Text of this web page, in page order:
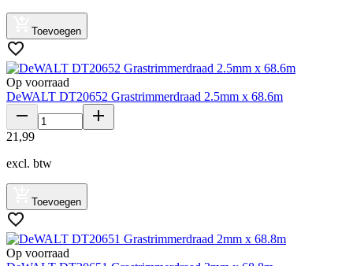
Toevoegen
Op voorraad
DeWALT DT20652 Grastrimmerdraad 2.5mm x 68.6m
21 ,99
excl. btw
Toevoegen
Op voorraad